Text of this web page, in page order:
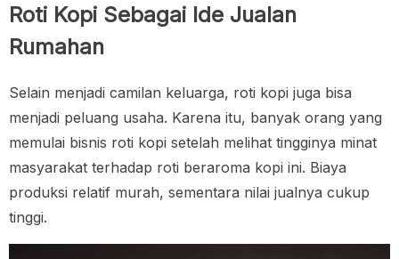
Roti Kopi Sebagai Ide Jualan
Rumahan
Selain menjadi camilan keluarga, roti kopi juga bisa
menjadi peluang usaha. Karena itu, banyak orang yang
memulai bisnis roti kopi setelah melihat tingginya minat
masyarakat terhadap roti beraroma kopi ini. Biaya
produksi relatif murah, sementara nilai jualnya cukup
tinggi.